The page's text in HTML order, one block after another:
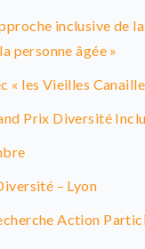
inclusive de
personne âgée »
« les Vieilles
Prix Diversité
– Lyon
Action